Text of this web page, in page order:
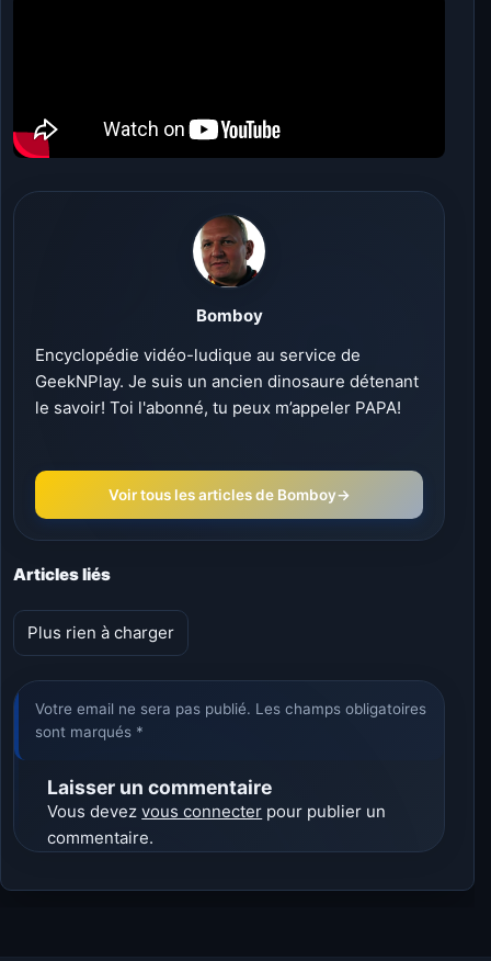
Bomboy
Encyclopédie vidéo-ludique au service de
GeekNPlay. Je suis un ancien dinosaure détenant
le savoir! Toi l'abonné, tu peux m’appeler PAPA!
Voir tous les articles de Bomboy→
Articles liés
Plus rien à charger
Votre email ne sera pas publié. Les champs obligatoires
sont marqués *
Laisser un commentaire
Vous devezvous connecter pour publier un
commentaire.